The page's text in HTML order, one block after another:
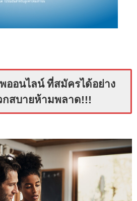
ออนไลน์ ที่สมัครได้อย่าง
กสบายห้ามพลาด!!!